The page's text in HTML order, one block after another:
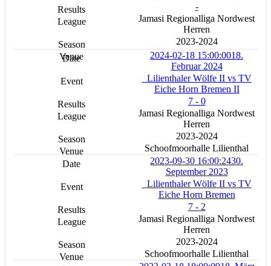
-
Jamasi Regionalliga Nordwest
Herren
2023-2024
2024-02-18 15:00:0018.
Februar 2024
Lilienthaler Wölfe II vs TV
Eiche Horn Bremen II
7 - 0
Jamasi Regionalliga Nordwest
Herren
2023-2024
Schoofmoorhalle Lilienthal
2023-09-30 16:00:2430.
September 2023
Lilienthaler Wölfe II vs TV
Eiche Horn Bremen
7 - 2
Jamasi Regionalliga Nordwest
Herren
2023-2024
Schoofmoorhalle Lilienthal